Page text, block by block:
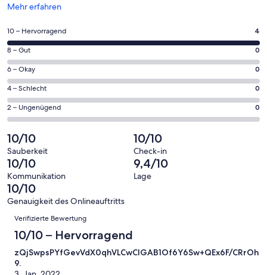
Mehr erfahren
Wird
einem
neuen
Fenster
geöffnet
4
von
insgesamt
4
Gästebewertungen
haben
eine
Bewertung
von
10
-
Hervorragend
10 – Hervorragend 4
0
von
insgesamt
4
Gästebewertungen
haben
Bewertung
von
8
-
Gut
8 – Gut 0
0
von
insgesamt
4
Gästebewertungen
haben
eine
Bewertung
von
6
-
Okay
6 – Okay 0
0
von
insgesamt
Gästebewertungen
haben
eine
Bewertung
von
4
Schlecht
4 – Schlecht 0
0
von
insgesamt
4
Gästebewertungen
haben
eine
Bewertung
Ungenügend
2 – Ungenügend 0
10/10
Sauberkeit
10/10
Check-in
10/10
Kommunikation
9,4/10
Lage
10/10
Genauigkeit des Onlineauftritts
Bewertungen
Verifizierte Bewertung
10/10 – Hervorragend
zQjSwpsPYfGevVdX0qhVLCwClGAB1Of6Y6Sw+QEx6F/
9.